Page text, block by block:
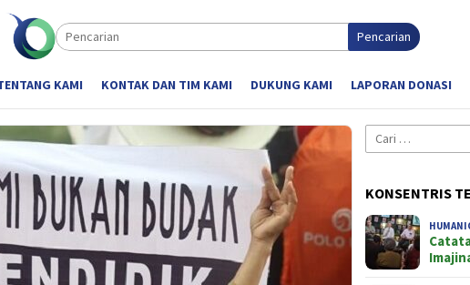
Pencarian
KAMI KONTAK DAN TIM KAMI DUKUNG KAMI LAPORAN DONASI
Cari
untuk:
KONSENTRIS